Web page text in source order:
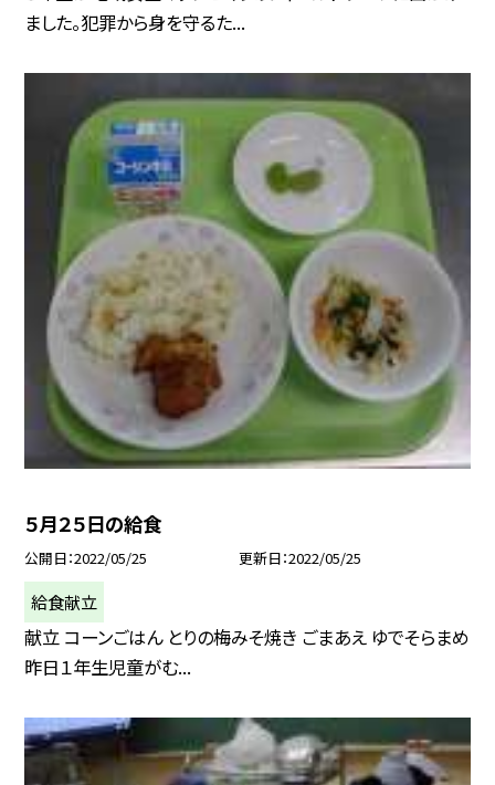
ました。犯罪から身を守るた...
５月２５日の給食
公開日 2022/05/25 更新日 2022/05/25
給食献立
献立 コーンごはん とりの梅みそ焼き ごまあえ ゆでそらまめ
昨日１年生児童がむ...